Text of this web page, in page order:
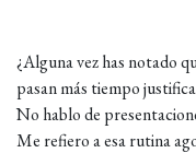
¿Alguna vez has notado
pasan más tiempo
No hablo de
Me refiero a esa rutina